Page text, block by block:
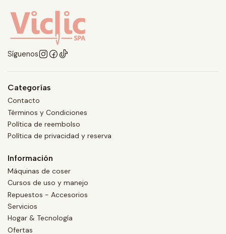
Síguenos
Categorías
Contacto
Términos y Condiciones
Política de reembolso
Política de privacidad y reserva
Información
Máquinas de coser
Cursos de uso y manejo
Repuestos - Accesorios
Servicios
Hogar & Tecnología
Ofertas